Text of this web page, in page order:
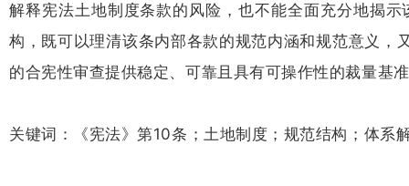
解释宪法土地制度条款的风险，也不能全面充分地揭
构，既可以理清该条内部各款的规范内涵和规范意义
的合宪性审查提供稳定、可靠且具有可操作性的裁量基
关键词：《宪法》第10条；土地制度；规范结构；体系